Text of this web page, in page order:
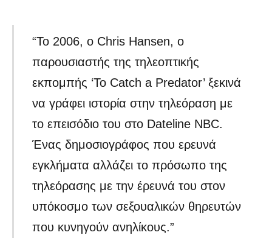
“Το 2006, ο Chris Hansen, ο
παρουσιαστής της τηλεοπτικής
εκπομπής ‘To Catch a Predator’ ξεκινά
να γράφει ιστορία στην τηλεόραση με
το επεισόδιο του στο Dateline NBC.
Ένας δημοσιογράφος που ερευνά
εγκλήματα αλλάζει το πρόσωπο της
τηλεόρασης με την έρευνά του στον
υπόκοσμο των σεξουαλικών θηρευτών
που κυνηγούν ανηλίκους.”